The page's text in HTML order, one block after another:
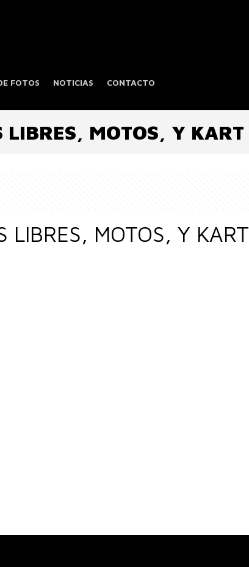
FOTOS NOTICIAS CONTACTO
LIBRES, MOTOS, Y KART
LIBRES, MOTOS, Y KART